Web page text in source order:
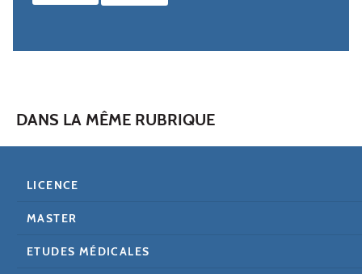
DANS LA MÊME RUBRIQUE
LICENCE
MASTER
ETUDES MÉDICALES